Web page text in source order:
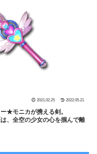
2021.02.25 2022.05.21
★モニカが携える剣。
、全空の少女の心を掴んで離